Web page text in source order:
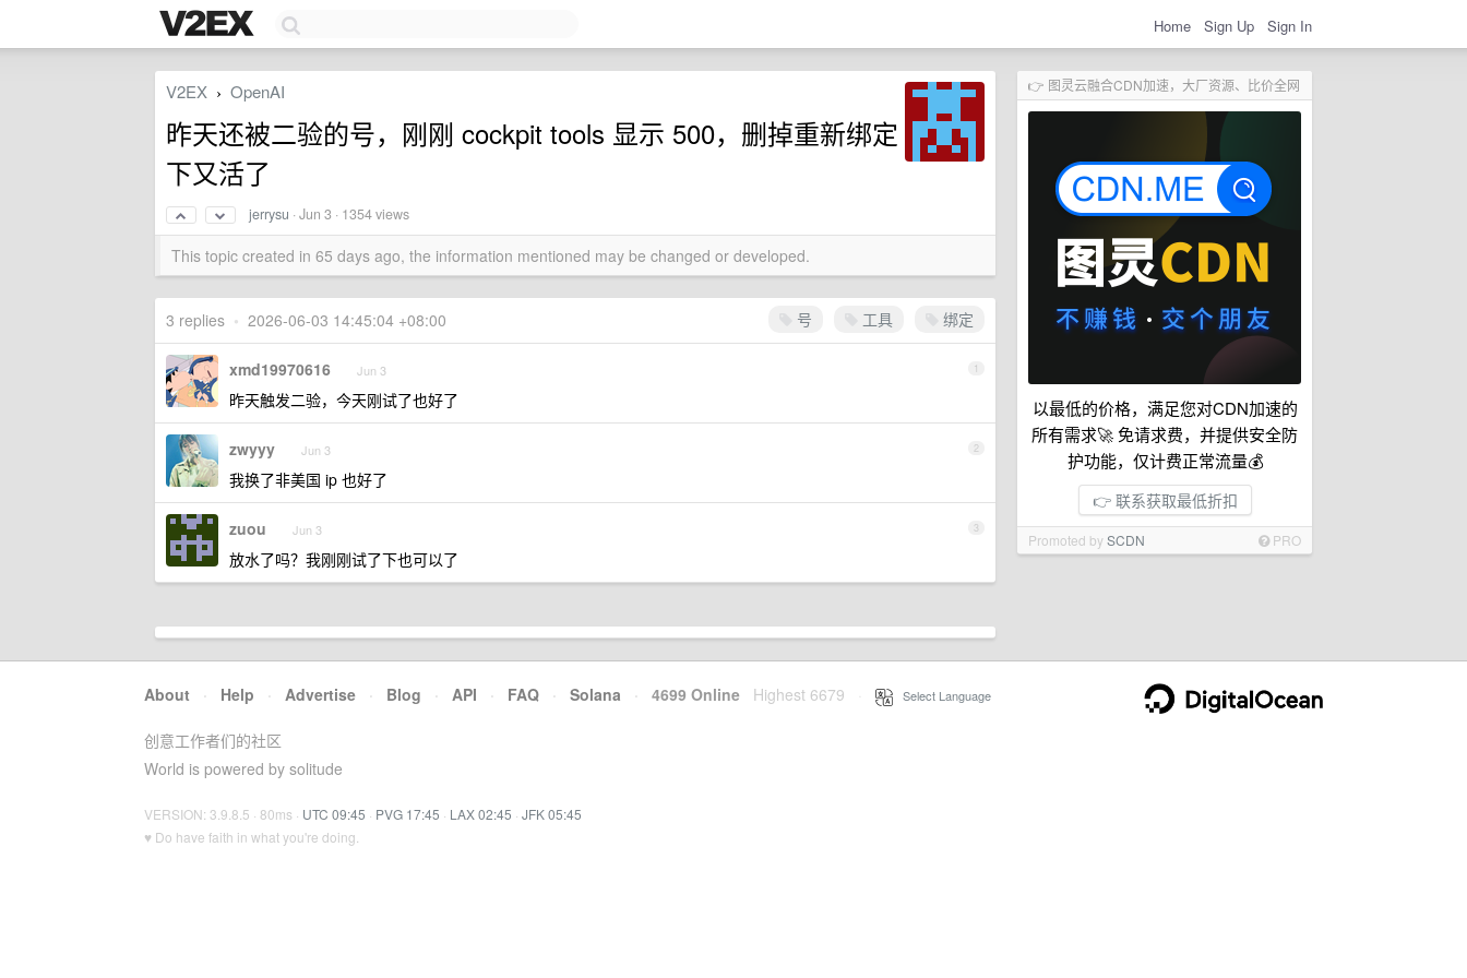
Home Sign Up Sign In
👉 图灵云融合CDN加速，大厂资源、比价全网
以最低的价格，满足您对CDN加速的
所有需求🚀 免请求费，并提供安全防
护功能，仅计费正常流量💰
👉 联系获取最低折扣
Promoted bySCDN PRO
V2EX › OpenAI
昨天还被二验的号，刚刚 cockpit tools 显示 500，删掉重新绑定
下又活了
jerrysu ·Jun 3 · 1354 views
This topic created in 65 days ago, the information mentioned may be changed or developed.
号 工具 绑定
3 replies • 2026-06-03 14:45:04 +08:00
1
xmd19970616 Jun 3
昨天触发二验，今天刚试了也好了
2
zwyyy Jun 3
我换了非美国 ip 也好了
3
zuou Jun 3
放水了吗？我刚刚试了下也可以了
About · Help · Advertise · Blog · API · FAQ · Solana · 4699 Online Highest 6679 Select Language
创意工作者们的社区
World is powered by solitude
VERSION: 3.9.8.5 · 80ms · UTC 09:45 · PVG 17:45 · LAX 02:45 · JFK 05:45
♥ Do have faith in what you're doing.